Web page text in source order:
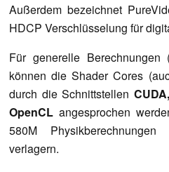
Außerdem bezeichnet
HDCP Verschlüsselung für
Für generelle Berechnungen
können die Shader Cores
durch die Schnittstellen
OpenCL angesprochen
580M
verlagern.